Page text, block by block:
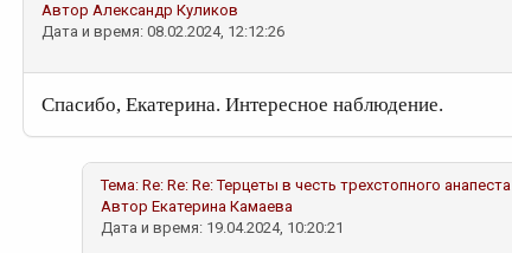
Автор Александр Куликов
Дата и время: 08.02.2024, 12:12:26
Спасибо, Екатерина. Интересное наблюдение.
Тема: Re: Re: Re: Терцеты в честь трехстопного анапеста
Автор Екатерина Камаева
Дата и время: 19.04.2024, 10:20:21